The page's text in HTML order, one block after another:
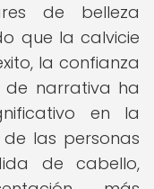
de belleza
que la calvicie
la confianza
de narrativa ha
en la
las personas
de cabello,